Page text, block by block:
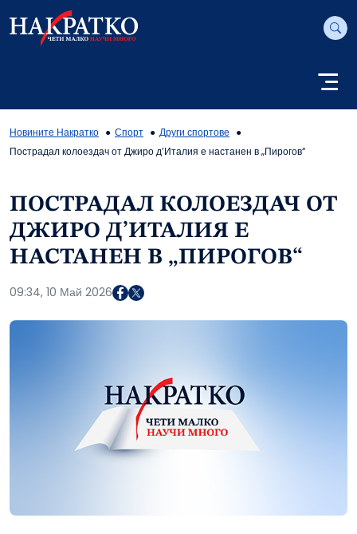
Новините Накратко Спорт
Други спортове
Пострадал колоездач от Джиро д’Италия е настанен в „Пирогов“
ПОСТРАДАЛ КОЛОЕЗДАЧ ОТ
ДЖИРО Д’ИТАЛИЯ Е
НАСТАНЕН В „ПИРОГОВ“
09:34, 10 Май 2026